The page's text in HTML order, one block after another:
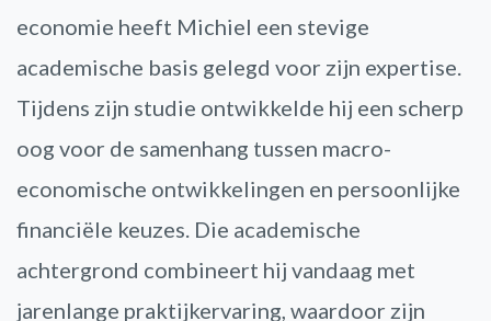
economie heeft Michiel een stevige
academische basis gelegd voor zijn expertise.
Tijdens zijn studie ontwikkelde hij een scherp
oog voor de samenhang tussen macro-
economische ontwikkelingen en persoonlijke
financiële keuzes. Die academische
achtergrond combineert hij vandaag met
jarenlange praktijkervaring, waardoor zijn